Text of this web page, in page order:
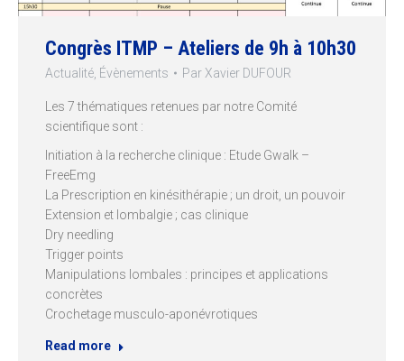
Congrès ITMP – Ateliers de 9h à 10h30
Actualité Évènements Par Xavier DUFOUR
Les 7 thématiques retenues par notre Comité
scientifique sont :
Initiation à la recherche clinique : Etude Gwalk –
FreeEmg
La Prescription en kinésithérapie ; un droit, un pouvoir
Extension et lombalgie ; cas clinique
Dry needling
Trigger points
Manipulations lombales : principes et applications
concrètes
Crochetage musculo-aponévrotiques
Read more